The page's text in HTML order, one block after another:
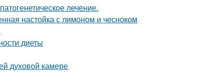
лечение.
настойка с лимоном и чесноком
диеты
духовой камере